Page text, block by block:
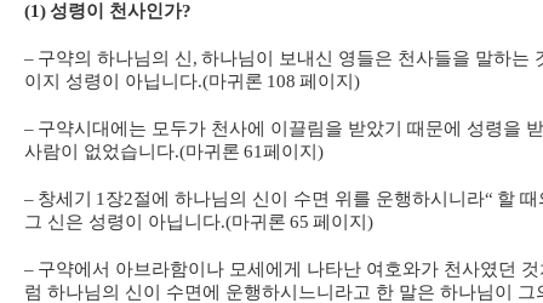
(1)성령이 천사인가?
– 구약의 하나님의 신 , 하나님이 보내신 영들은 천사들을 말하는
이지 성령이 아닙니다.(마귀론 108 페이지 )
– 구약시대에는 모두가 천사에 이끌림을 받았기 때문에 성령을
사람이 없었습니다.(마귀론 61페이지 )
– 창세기 1 장2절에 하나님의 신이 수면 위를 운행하시니라“ 할 때
그 신은 성령이 아닙니다.(마귀론 65 페이지 )
– 구약에서 아브라함이나 모세에게 나타난 여호와가 천사였던 것
럼 하나님의 신이 수면에 운행하시느니라고 한 말은 하나님이 그